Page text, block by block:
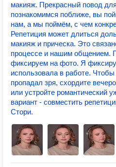
макияж. Прекрасный повод
познакомимся поближе, вы
нам, а мы поймём, с чем
Репетиция может длиться
макияж и прическа. Это
процессе и нашим общением.
фиксируем на фото. Я
использовала в работе.
пропадал зря, схордите
или устройте романтический
вариант - совместить
Стори.